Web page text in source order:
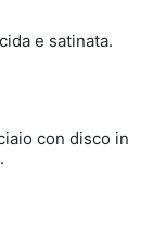
e satinata.
con disco in